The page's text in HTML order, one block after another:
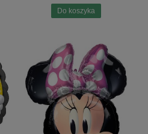
Do koszyka